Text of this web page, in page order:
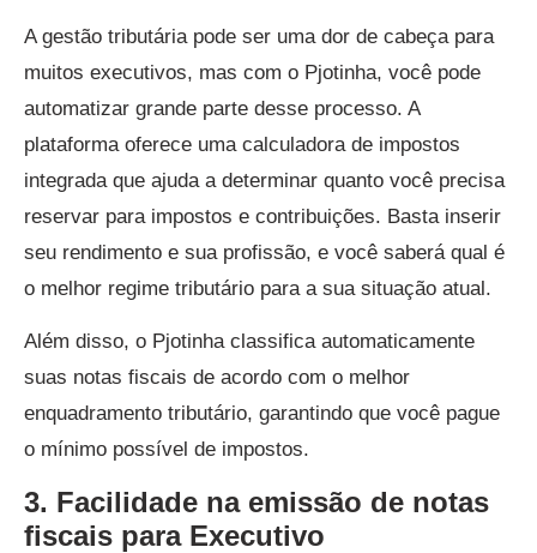
A gestão tributária pode ser uma dor de cabeça para
muitos executivos, mas com o Pjotinha, você pode
automatizar grande parte desse processo. A
plataforma oferece uma calculadora de impostos
integrada que ajuda a determinar quanto você precisa
reservar para impostos e contribuições. Basta inserir
seu rendimento e sua profissão, e você saberá qual é
o melhor regime tributário para a sua situação atual.
Além disso, o Pjotinha classifica automaticamente
suas notas fiscais de acordo com o melhor
enquadramento tributário, garantindo que você pague
o mínimo possível de impostos.
3. Facilidade na emissão de notas
fiscais para Executivo